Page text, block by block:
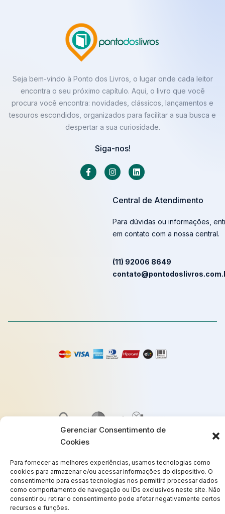
Gerenciar Consentimento de
Cookies
Para fornecer as melhores experiências, usamos tecnologias como
cookies para armazenar e/ou acessar informações do dispositivo. O
consentimento para essas tecnologias nos permitirá processar dados
como comportamento de navegação ou IDs exclusivos neste site. Não
consentir ou retirar o consentimento pode afetar negativamente certos
recursos e funções.
Seja bem-vindo à Ponto dos Livros, o lugar onde cada leitor
encontra o seu próximo capítulo. Aqui, o livro que você
procura você encontra: novidades, clássicos, lançamentos e
tesouros escondidos, organizados para facilitar a sua busca e
despertar a sua curiosidade.
Siga-nos!
Central de Atendimento
Para dúvidas ou informações,
em contato com a nossa central.
(11) 92006 8649
© Copyright 2025
Termos de Uso